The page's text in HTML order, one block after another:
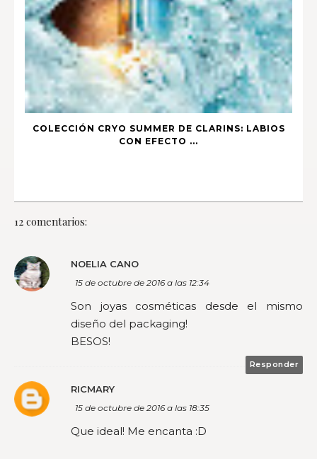
COLECCIÓN CRYO SUMMER DE CLARINS: LABIOS
CON EFECTO ...
12 comentarios:
NOELIA CANO
15 de octubre de 2016 a las 12:34
Son joyas cosméticas desde el mismo
diseño del packaging!
BESOS!
Responder
RICMARY
15 de octubre de 2016 a las 18:35
Que ideal! Me encanta :D